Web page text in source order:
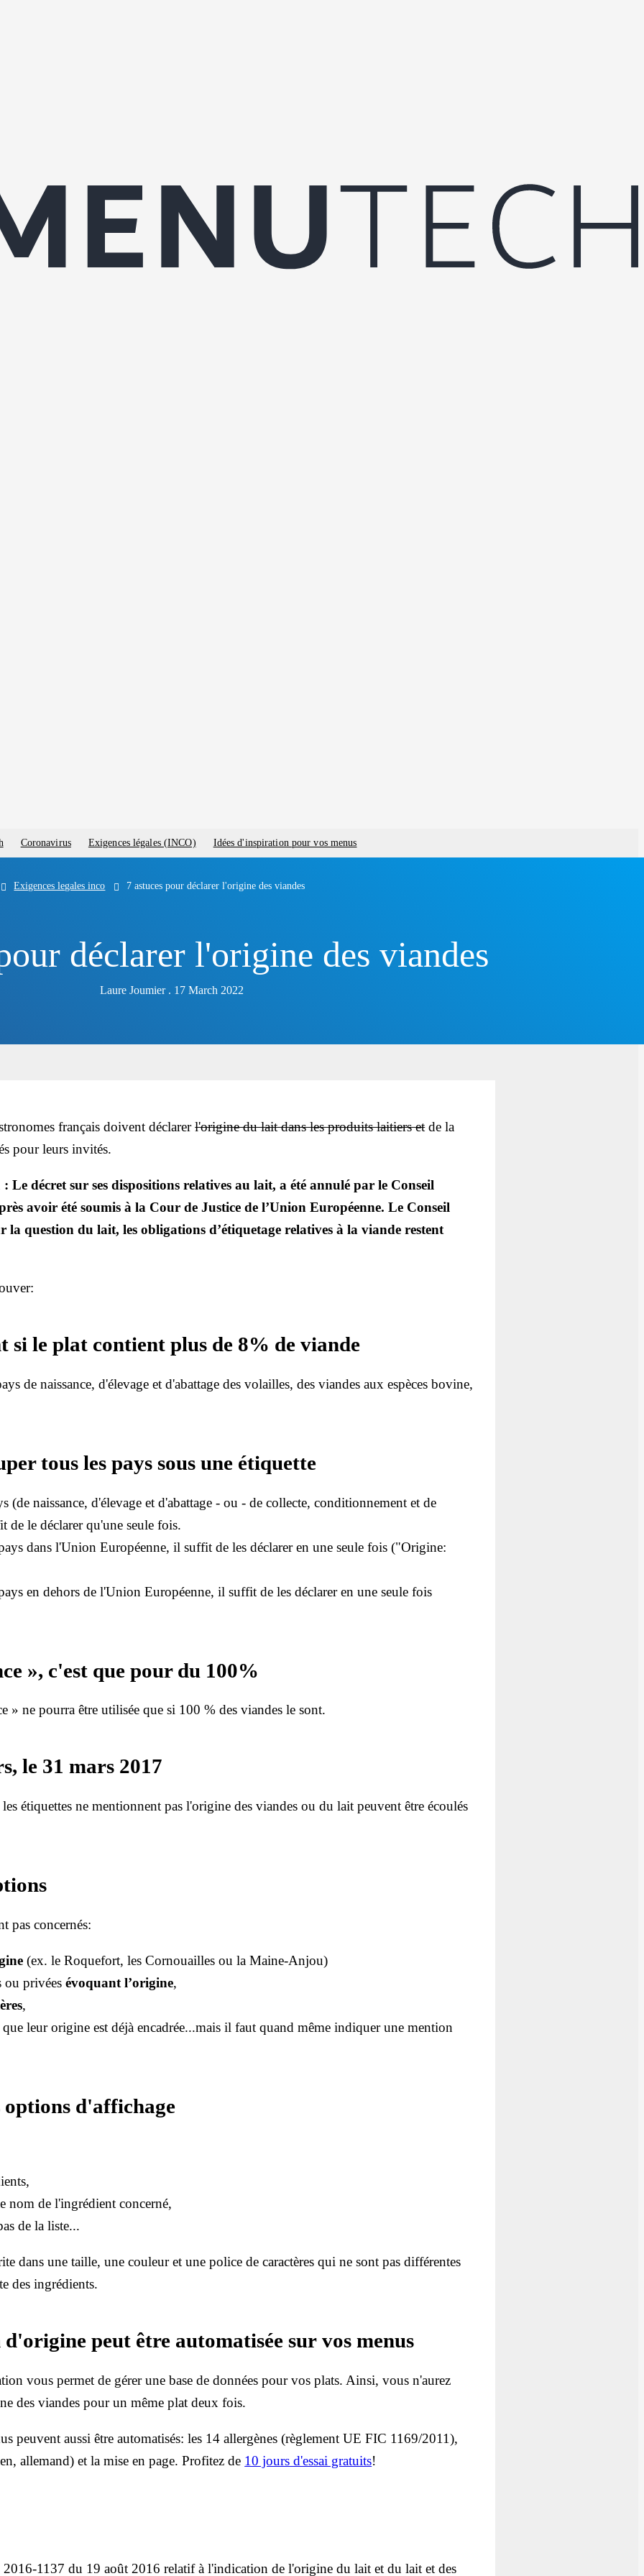
Coronavirus Exigences légales (INCO) Idées d'inspiration pour vos menus
Exigences legales inco 7 astuces pour déclarer l'origine des viandes
déclarer l'origine des viandes
Laure Joumier . 17 March 2022
français doivent déclarerl'origine du lait dans les produits laitiers etde la
pour leurs invités.
Le décret sur ses dispositions relatives au lait, a été annulé par le Conseil
avoir été soumis à la Cour de Justice de l’Union Européenne. Le Conseil
la question du lait, les obligations d’étiquetage relatives à la viande restent
si le plat contient plus de 8% de viande
de naissance, d'élevage et d'abattage des volailles, des viandes aux espèces bovine,
tous les pays sous une étiquette
(de naissance, d'élevage et d'abattage - ou - de collecte, conditionnement et de
de le déclarer qu'une seule fois.
dans l'Union Européenne, il suffit de les déclarer en une seule fois ("Origine:
en dehors de l'Union Européenne, il suffit de les déclarer en une seule fois
», c'est que pour du 100%
» ne pourra être utilisée que si 100 % des viandes le sont.
le 31 mars 2017
étiquettes ne mentionnent pas l'origine des viandes ou du lait peuvent être écoulés
pas concernés:
(ex. le Roquefort, les Cornouailles ou la Maine-Anjou)
ou privéesévoquant l’origine,
,
que leur origine est déjà encadrée...mais il faut quand même indiquer une mention
d'affichage
nom de l'ingrédient concerné,
de la liste...
dans une taille, une couleur et une police de caractères qui ne sont pas différentes
des ingrédients.
peut être automatisée sur vos menus
vous permet de gérer une base de données pour vos plats. Ainsi, vous n'aurez
des viandes pour un même plat deux fois.
peuvent aussi être automatisés: les 14 allergènes (règlement UE FIC 1169/2011),
allemand) et la mise en page. Profitez de 10 jours d'essai gratuits!
2016-1137 du 19 août 2016 relatif à l'indication de l'origine du lait et du lait et des